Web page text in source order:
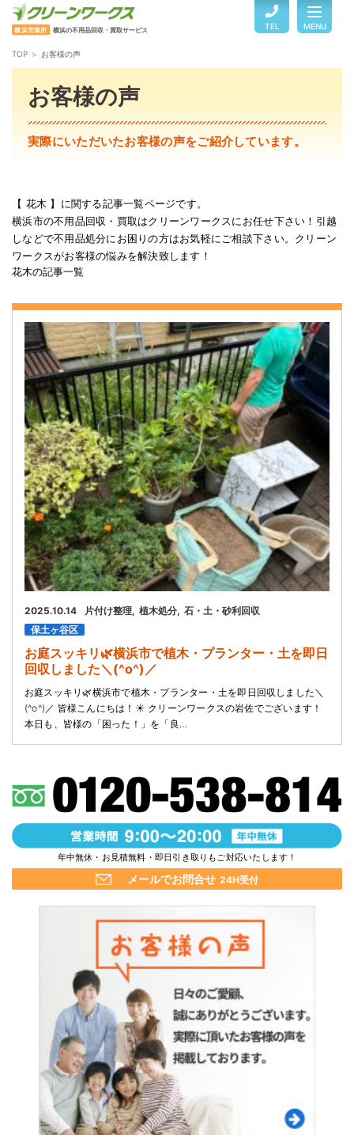
横浜営業所 横浜の不用品回収・買取サービス TEL MENU
サービスのご案内
回収品目・料金
お客様の声
お問い合わせ
会社概要
キャンペーン
WEB割引券プレゼント！
TOP お客様の声
お客様の声
実際にいただいたお客様の声をご紹介しています。
【 花木 】に関する記事一覧ページです。
横浜市の不用品回収・買取はクリーンワークスにお任せ下さい！引越
しなどで不用品処分にお困りの方はお気軽にご相談下さい。クリーン
ワークスがお客様の悩みを解決致します！
花木の記事一覧
2025.10.14 片付け整理 植木処分 石・土・砂利回収
保土ヶ谷区
お庭スッキリ🌿横浜市で植木・プランター・土を即日
回収しました＼(^o^)／
お庭スッキリ🌿横浜市で植木・プランター・土を即日回収しました＼
(^o^)／ 皆様こんにちは！☀️ クリーンワークスの岩佐でございます！
本日も、皆様の「困った！」を「良…
年中無休・お見積無料・即日引き取りもご対応いたします！
メールでお問合せ 24H受付